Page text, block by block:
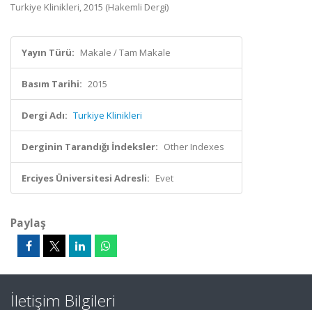
Turkiye Klinikleri, 2015 (Hakemli Dergi)
Yayın Türü: Makale / Tam Makale
Basım Tarihi: 2015
Dergi Adı: Turkiye Klinikleri
Derginin Tarandığı İndeksler: Other Indexes
Erciyes Üniversitesi Adresli: Evet
Paylaş
İletişim Bilgileri